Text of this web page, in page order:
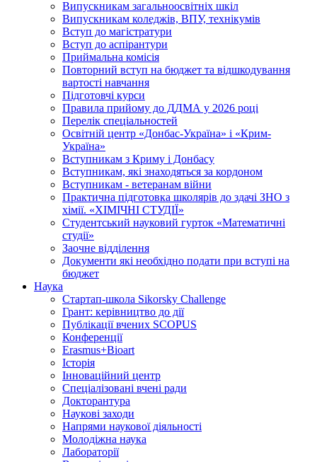
Випускникам загальноосвітніх шкіл
Випускникам коледжів, ВПУ, технікумів
Вступ до магістратури
Вступ до аспірантури
Приймальна комісія
Повторний вступ на бюджет та відшкодування
вартості навчання
Підготовчі курси
Правила прийому до ДДМА у 2026 році
Перелік спеціальностей
Освітній центр «Донбас-Україна» і «Крим-
Україна»
Вступникам з Криму і Донбасу
Вступникам, які знаходяться за кордоном
Вступникам - ветеранам війни
Практична підготовка школярів до здачі ЗНО з
хімії. «ХІМІЧНІ СТУДІЇ»
Студентський науковий гурток «Математичні
студії»
Заочне відділення
Документи які необхідно подати при вступі на
бюджет
Наука
Стартап-школа Sikorsky Challenge
Грант: керівництво до дії
Публікації вчених SCOPUS
Конференції
Erasmus+Bioart
Історія
Інноваційний центр
Спеціалізовані вчені ради
Докторантура
Наукові заходи
Напрями наукової діяльності
Молодіжна наука
Лабораторії